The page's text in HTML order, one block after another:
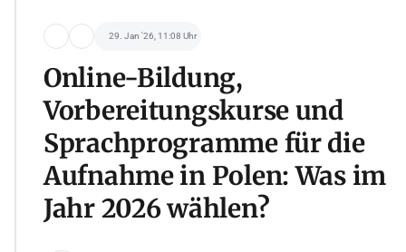
29. Jan '26, 11:08 Uhr
Online-Bildung,
Vorbereitungskurse und
Sprachprogramme für die
Aufnahme in Polen: Was im
Jahr 2026 wählen?